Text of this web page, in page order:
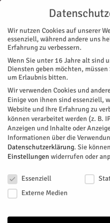
Start Nachrichten Der Schüssel zur Welt
NACHRICHTEN REGION
Der Schüssel zur
Das Bundesprogramm
Schlüssel zur Welt ist“ wird
Kitas im Kreis Düren derzeit
Bund.
Wir nutzen Cookies auf unserer
essenziell, während andere uns
Erfahrung zu verbessern.
Wenn Sie unter 16 Jahre alt sind
Diensten geben möchten,
um Erlaubnis bitten.
Wir verwenden Cookies und
Einige von ihnen sind essenziell,
Website und Ihre Erfahrung zu
können verarbeitet werden (z. B.
Anzeigen und Inhalte oder
Informationen über die
Datenschutzerklärung. Sie
Einstellungen widerrufen oder
Essenziell
Externe Medien